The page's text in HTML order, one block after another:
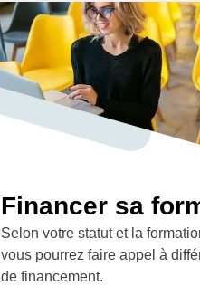
Financer sa
Selon votre statut et la
vous pourrez faire appel à
de financement.